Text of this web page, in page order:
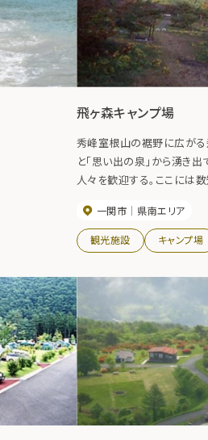
飛ヶ森キャンプ場
秀峰室根山の裾野に広がる
と「思い出の泉」から湧き
人々を歓迎する。ここには
たといわれる。春には、桜、
キャンプ、ピクニック。秋に
り、いも煮会など、四季折
旬～10月下旬
一関市 県南エリア
観光施設 キャンプ場